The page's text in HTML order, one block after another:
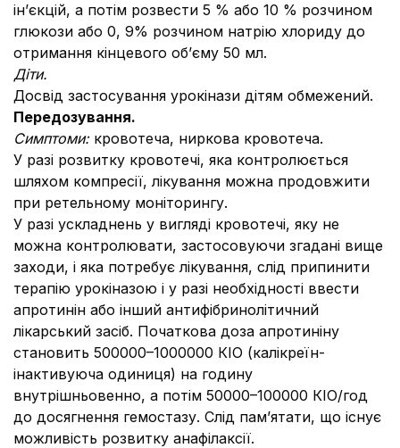
ін’єкцій, а потім розвести 5 % або 10 % розчином
глюкози або 0, 9% розчином натрію хлориду до
отримання кінцевого об’єму 50 мл.
Діти.
Досвід застосування урокінази дітям обмежений.
Передозування.
Симптоми: кровотеча, ниркова кровотеча.
У разі розвитку кровотечі, яка контролюється
шляхом компресії, лікування можна продовжити
при ретельному моніторингу.
У разі ускладнень у вигляді кровотечі, яку не
можна контролювати, застосовуючи згадані вище
заходи, і яка потребує лікування, слід припинити
терапію урокіназою і у разі необхідності ввести
апротинін або інший антифібринолітичний
лікарський засіб. Початкова доза апротиніну
становить 500000–1000000 КІО (калікреїн-
інактивуюча одиниця) на годину
внутрішньовенно, а потім 50000–100000 КІО/год
до досягнення гемостазу. Слід пам’ятати, що існує
можливість розвитку анафілаксії.